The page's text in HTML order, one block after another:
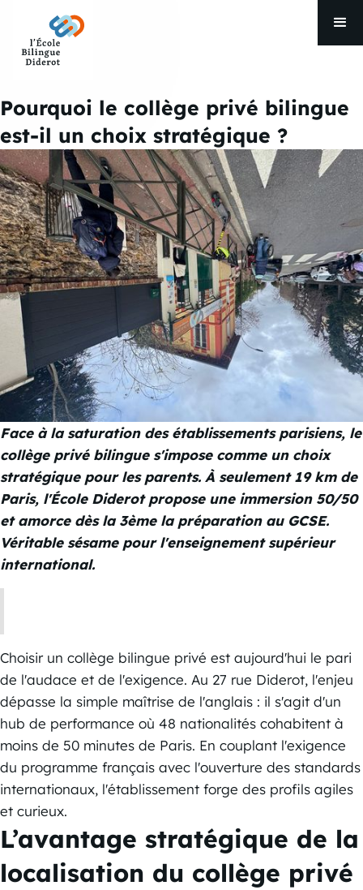
Pourquoi le collège privé bilingue
est-il un choix stratégique ?
Face à la saturation des établissements parisiens, le
collège privé bilingue s'impose comme un choix
stratégique pour les parents. À seulement 19 km de
Paris, l'École Diderot propose une immersion 50/50
et amorce dès la 3ème la préparation au GCSE.
Véritable sésame pour l'enseignement supérieur
international.
Choisir un collège bilingue privé est aujourd'hui le pari
de l'audace et de l'exigence. Au 27 rue Diderot, l'enjeu
dépasse la simple maîtrise de l'anglais : il s'agit d'un
hub de performance où 48 nationalités cohabitent à
moins de 50 minutes de Paris. En couplant l'exigence
du programme français avec l'ouverture des standards
internationaux, l'établissement forge des profils agiles
et curieux.
L’avantage stratégique de la
localisation du collège privé